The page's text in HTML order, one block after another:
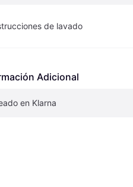
de lavado
Adicional
en Klarna